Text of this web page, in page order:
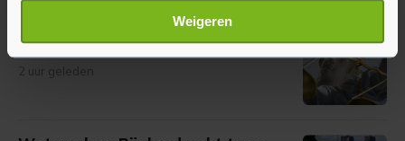
Lees meer over hoe uw persoonlijke gegevens worden
verwerkt en stel uw voorkeuren in het
U kunt uw toestemming op elk moment wijzigen of
intrekken in de Cookieverklaring.
Weigeren
Cel en tbs voor geweld tegen
verpleegkundigen Mentrum
2 uur geleden